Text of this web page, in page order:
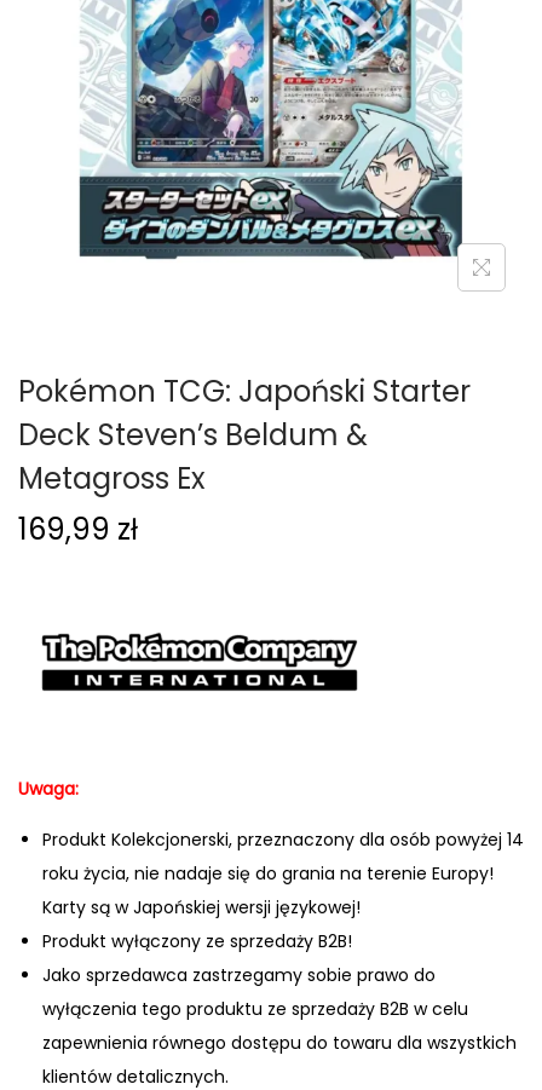
g
a
c
j
i
c
i
Pokémon TCG: Japoński Starter
Deck Steven’s Beldum &
Metagross Ex
169,99 zł
Uwaga:
Produkt Kolekcjonerski, przeznaczony dla osób powyżej 14
roku życia, nie nadaje się do grania na terenie Europy!
Karty są w Japońskiej wersji językowej!
Produkt wyłączony ze sprzedaży B2B!
Jako sprzedawca zastrzegamy sobie prawo do
wyłączenia tego produktu ze sprzedaży B2B w celu
zapewnienia równego dostępu do towaru dla wszystkich
klientów detalicznych.